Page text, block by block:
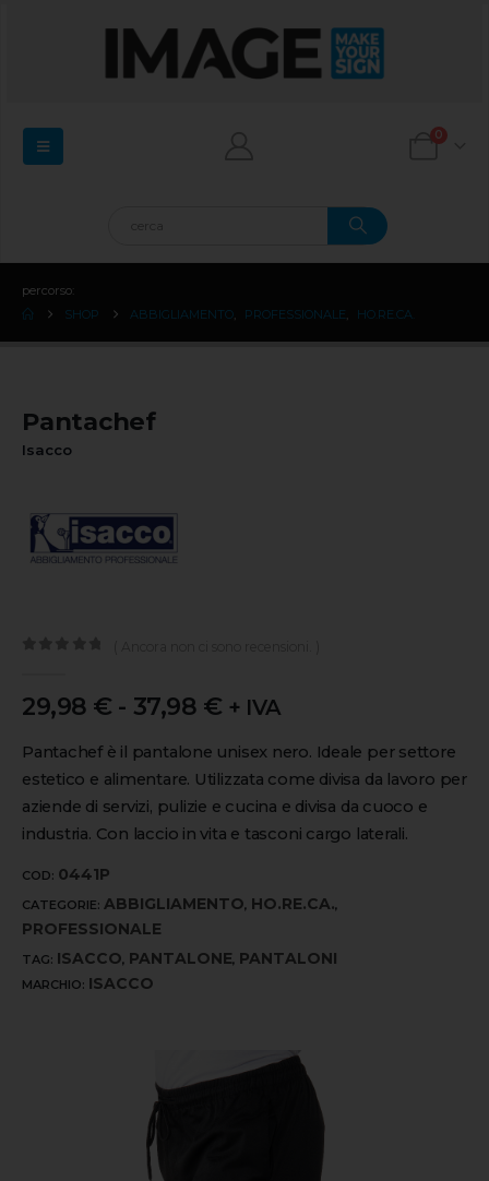
0
percorso:
SHOP
ABBIGLIAMENTO PROFESSIONALE HO.RE.CA.
Pantachef
Isacco
29,98 € - 37,98 € + IVA
Pantachef è il pantalone unisex nero. Ideale per settore
estetico e alimentare. Utilizzata come divisa da lavoro per
aziende di servizi, pulizie e cucina e divisa da cuoco e
industria. Con laccio in vita e tasconi cargo laterali.
COD: 0441P
CATEGORIE: ABBIGLIAMENTO, HO.RE.CA.,
PROFESSIONALE
TAG: ISACCO, PANTALONE, PANTALONI
MARCHIO: ISACCO